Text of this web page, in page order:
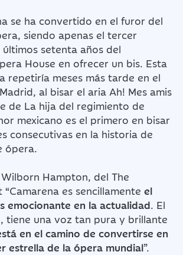
se ha convertido en el furor del
siendo apenas el tercer
setenta años del
House en ofrecer un bis. Esta
repetiría meses más tarde en el
al bisar el aria Ah! Mes amis
de La hija del regimiento de
mexicano es el primero en bisar
consecutivas en la historia de
ópera.
Hampton, del The
es sencillamente el
emocionante en la actualidad. El
tiene una voz tan pura y brillante
en el camino de convertirse en
estrella de la ópera mundial”.